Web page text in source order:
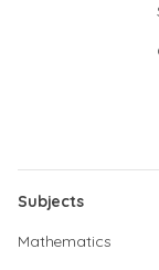
Subjects
Mathematics